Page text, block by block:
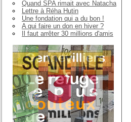
Quand SPA rimait avec Natacha
Lettre à Réha Hutin
Une fondation qui a du bon !
A qui faire un don en hiver ?
Il faut arrêter 30 millions d'amis